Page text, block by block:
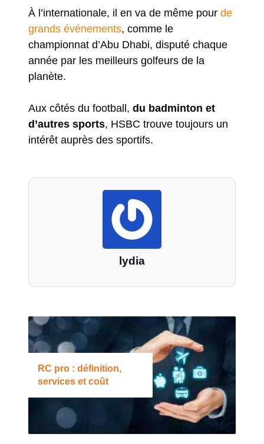
À l’internationale, il en va de même pour de
grands événements, comme le
championnat d’Abu Dhabi, disputé chaque
année par les meilleurs golfeurs de la
planète.
Aux côtés du football, du badminton et
d’autres sports, HSBC trouve toujours un
intérêt auprès des sportifs.
lydia
RC pro : définition,
services et coût